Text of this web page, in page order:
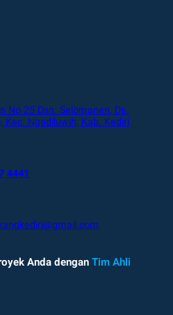
No 25 Dsn. Selomanen, Ds.
Kec. Ngadiluwih, Kab. Kediri
4441
Anda denganTim Ahli